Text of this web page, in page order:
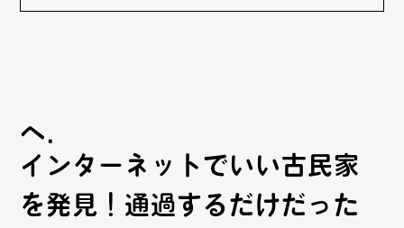
インターネットでいい古民家
を発見！通過するだけだった